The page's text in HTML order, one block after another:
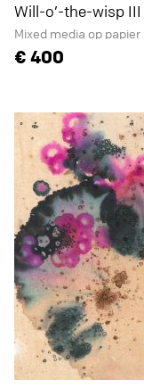
Will-o’-the-wisp III
Mixed media op papier
400